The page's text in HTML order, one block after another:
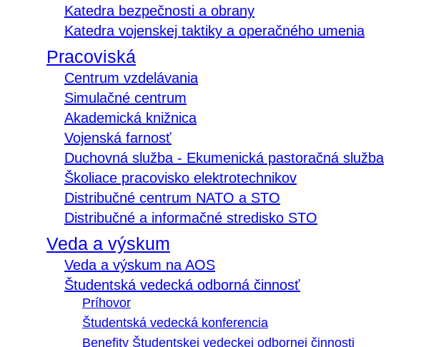
Katedra bezpečnosti a obrany
Katedra vojenskej taktiky a operačného umenia
Pracoviská
Centrum vzdelávania
Simulačné centrum
Akademická knižnica
Vojenská farnosť
Duchovná služba - Ekumenická pastoračná služba
Školiace pracovisko elektrotechnikov
Distribučné centrum NATO a STO
Distribučné a informačné stredisko STO
Veda a výskum
Veda a výskum na AOS
Študentská vedecká odborná činnosť
Príhovor
Študentská vedecká konferencia
Benefity Študentskej vedeckej odbornej činnosti